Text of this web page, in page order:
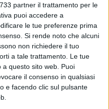
partner il trattamento per le
puoi accedere a
le tue preferenze prima
Si rende noto che alcuni
non richiedere il tuo
a tale trattamento. Le tue
questo sito web. Puoi
il consenso in qualsiasi
e facendo clic sul pulsante
del locale
ha arrestato il 37enne
da ordine di esecuzione per
regime di detenzione
dalla Procura della
Trani - ufficio esecuzioni
in stato di libertà, perché